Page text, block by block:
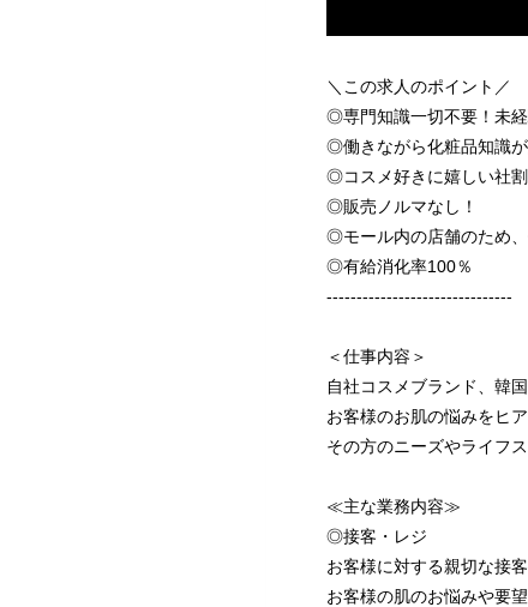
＼この求人のポイント／
◎専門知識一切不要！未経
◎働きながら化粧品知識が
◎コスメ好きに嬉しい社
◎販売ノルマなし！
◎モール内の店舗のため
◎有給消化率100％
-------------------------------
＜仕事内容＞
自社コスメブランド、韓
お客様のお肌の悩みをヒア
その方のニーズやライフ
≪主な業務内容≫
◎接客・レジ
お客様に対する親切な接
お客様の肌のお悩みや要